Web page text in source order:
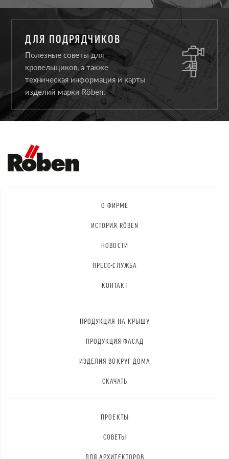
ДЛЯ ПОДРЯДЧИКОВ
Полезные советы для
кровельщиков, а также
техническая информация и карты
изделий марки Röben.
О ФИРМЕ
ИСТОРИЯ RÖBEN
НОВОСТИ
ПРЕСС-СЛУЖБА
КОНТАКТ
ПРОДУКЦИЯ НА КРЫШУ
ПРОДУКЦИЯ ФАСАД
ИЗДЕЛИЯ ВОКРУГ ДОМА
СКАЧАТЬ
ПРОЕКТЫ
СОВЕТЫ
ДЛЯ АРХИТЕКТОРОВ